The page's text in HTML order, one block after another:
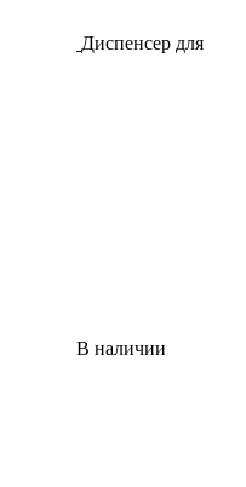
Диспенсер для
В наличии